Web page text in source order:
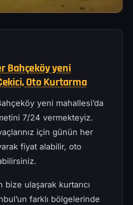
Bahçeköy yeni
Oto Kurtarma
yeni mahallesi’da
7/24 vermekteyiz.
için günün her
fiyat alabilir, oto
bize ulaşarak kurtarıcı
farklı bölgelerinde